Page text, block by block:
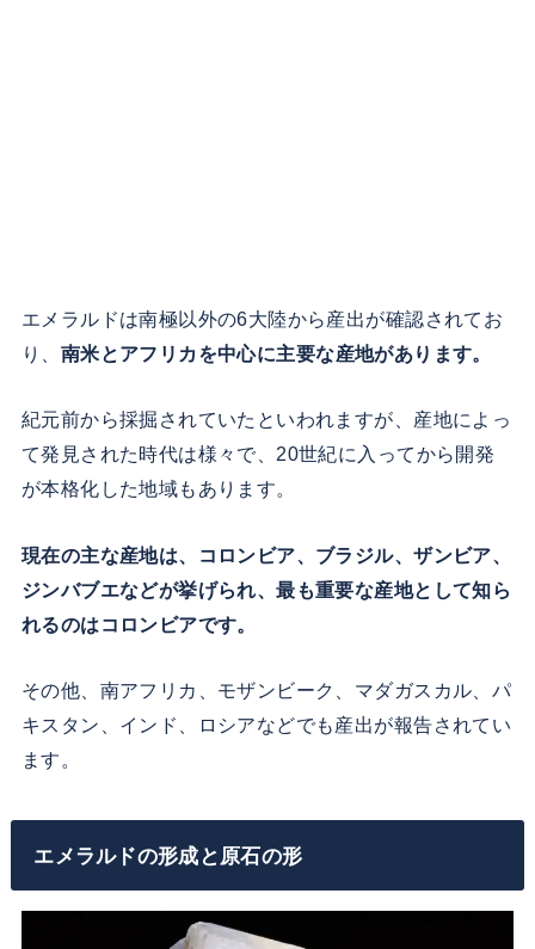
エメラルドは南極以外の6大陸から産出が確認されてお
り、 南米とアフリカを中心に主要な産地があります。
紀元前から採掘されていたといわれますが、産地によっ
て発見された時代は様々で、20世紀に入ってから開発
が本格化した地域もあります。
現在の主な産地は、コロンビア、ブラジル、ザンビア、
ジンバブエなどが挙げられ、最も重要な産地として知ら
れるのはコロンビアです。
その他、南アフリカ、モザンビーク、マダガスカル、パ
キスタン、インド、ロシアなどでも産出が報告されてい
ます。
エメラルドの形成と原石の形